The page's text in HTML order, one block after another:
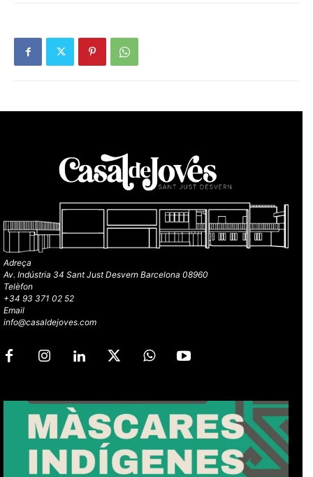
Adreça
Av. Indústria 34 Sant Just Desvern Barcelona 08960
Telèfon
+34 93 371 02 52
Email
info@casaldejoves.com